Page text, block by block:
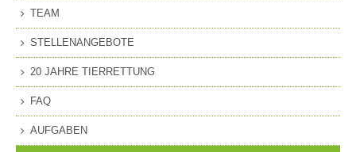
TEAM
STELLENANGEBOTE
20 JAHRE TIERRETTUNG
FAQ
AUFGABEN